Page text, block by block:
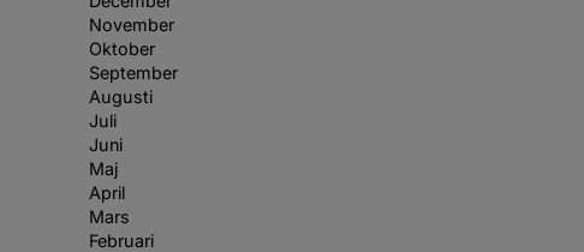
November
Oktober
September
Augusti
Juli
Juni
Maj
April
Mars
Februari